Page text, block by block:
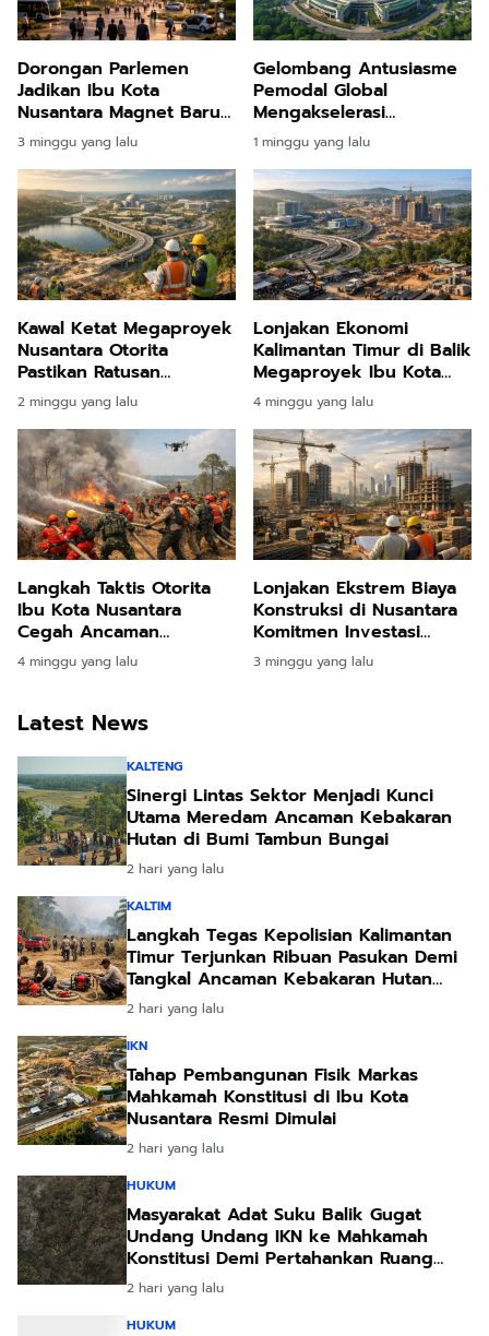
Dorongan Parlemen
Jadikan Ibu Kota
Nusantara Magnet Baru
Industri Pariwisata Bisnis
Tanah Air
3 minggu yang lalu
Gelombang Antusiasme
Pemodal Global
Mengakselerasi
Pembangunan Kota Masa
Depan di Jantung
Kalimantan
1 minggu yang lalu
Kawal Ketat Megaproyek
Nusantara Otorita
Pastikan Ratusan
Infrastruktur Penuhi
Standar Mutu Kelas
Wahid
2 minggu yang lalu
Lonjakan Ekonomi
Kalimantan Timur di Balik
Megaproyek Ibu Kota
Nusantara
4 minggu yang lalu
Langkah Taktis Otorita
Ibu Kota Nusantara
Cegah Ancaman
Kebakaran Lahan Melalui
Latihan Terpadu
4 minggu yang lalu
Lonjakan Ekstrem Biaya
Konstruksi di Nusantara
Komitmen Investasi
Pakuwon Jati Terbukti
Tangguh
3 minggu yang lalu
Latest News
KALTENG
Sinergi Lintas Sektor Menjadi Kunci
Utama Meredam Ancaman Kebakaran
Hutan di Bumi Tambun Bungai
2 hari yang lalu
KALTIM
Langkah Tegas Kepolisian Kalimantan
Timur Terjunkan Ribuan Pasukan Demi
Tangkal Ancaman Kebakaran Hutan
Akibat Kemarau Ekstrem
2 hari yang lalu
IKN
Tahap Pembangunan Fisik Markas
Mahkamah Konstitusi di Ibu Kota
Nusantara Resmi Dimulai
2 hari yang lalu
HUKUM
Masyarakat Adat Suku Balik Gugat
Undang Undang IKN ke Mahkamah
Konstitusi Demi Pertahankan Ruang
Hidup Leluhur
2 hari yang lalu
HUKUM